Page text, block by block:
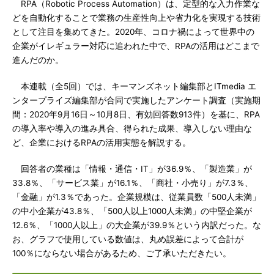
RPA（Robotic Process Automation）は、定型的な入力作業な
どを自動化することで業務の生産性向上や省力化を実現する技術
として注目を集めてきた。2020年、コロナ禍によって世界中の
企業がイレギュラー対応に追われた中で、RPAの活用はどこまで
進んだのか。
本連載（全5回）では、キーマンズネット編集部とITmedia エ
ンタープライズ編集部が合同で実施したアンケート調査（実施期
間：2020年9月16日～10月8日、有効回答数913件）を基に、RPA
の導入率や導入の進み具合、得られた成果、導入しない理由な
ど、企業におけるRPAの活用実態を解説する。
回答者の業種は「情報・通信・IT」が36.9％、「製造業」が
33.8％、「サービス業」が16.1％、「商社・小売り」が7.3％、
「金融」が1.3％であった。企業規模は、従業員数「500人未満」
の中小企業が43.8％、「500人以上1000人未満」の中堅企業が
12.6％、「1000人以上」の大企業が39.9％という内訳だった。な
お、グラフで使用している数値は、丸め誤差によって合計が
100％にならない場合があるため、ご了承いただきたい。